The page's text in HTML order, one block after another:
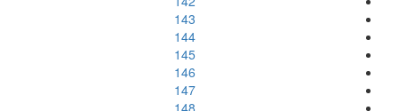
143
144
145
146
147